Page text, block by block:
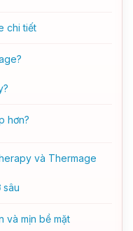
chi tiết
hơn?
và Thermage
sâu
và mịn bề mặt